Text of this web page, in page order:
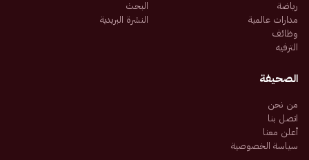
رياضة
مدارات عالمية
وظائف
الترفيه
البحث
النشرة البريدية
الصحيفة
من نحن
اتصل بنا
أعلن معنا
سياسة الخصوصية